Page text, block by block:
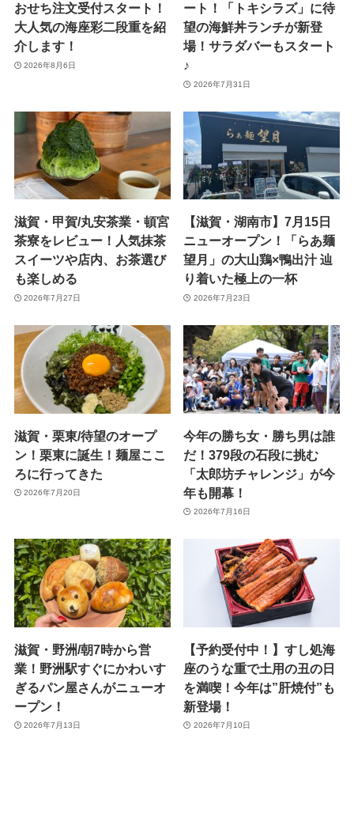
おせち注文受付スタート！
大人気の海座彩二段重を紹
介します！
2026年8月6日
ート！「トキシラズ」に待
望の海鮮丼ランチが新登
場！サラダバーもスタート
♪
2026年7月31日
滋賀・甲賀/丸安茶業・頓宮
茶寮をレビュー！人気抹茶
スイーツや店内、お茶選び
も楽しめる
2026年7月27日
【滋賀・湖南市】7月15日
ニューオープン！「らあ麺
望月」の大山鶏×鴨出汁 辿
り着いた極上の一杯
2026年7月23日
滋賀・栗東/待望のオープ
ン！栗東に誕生！麺屋ここ
ろに行ってきた
2026年7月20日
今年の勝ち女・勝ち男は誰
だ！379段の石段に挑む
「太郎坊チャレンジ」が今
年も開幕！
2026年7月16日
滋賀・野洲/朝7時から営
業！野洲駅すぐにかわいす
ぎるパン屋さんがニューオ
ープン！
2026年7月13日
【予約受付中！】すし処海
座のうな重で土用の丑の日
を満喫！今年は”肝焼付”も
新登場！
2026年7月10日